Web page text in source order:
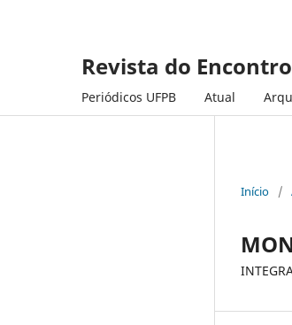
Revista do
Periódicos UFPB Atual
Início /